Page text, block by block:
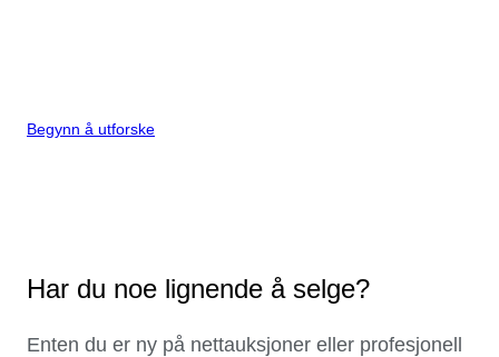
Begynn å utforske
Har du noe lignende å selge?
Enten du er ny på nettauksjoner eller profesjonell